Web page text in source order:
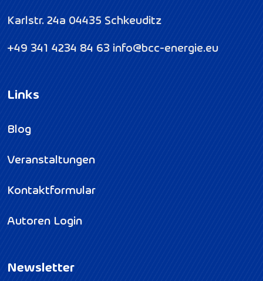
Karlstr. 24a 04435 Schkeuditz
+49 341 4234 84 63 info@bcc-energie.eu
Links
Blog
Veranstaltungen
Kontaktformular
Autoren Login
Newsletter